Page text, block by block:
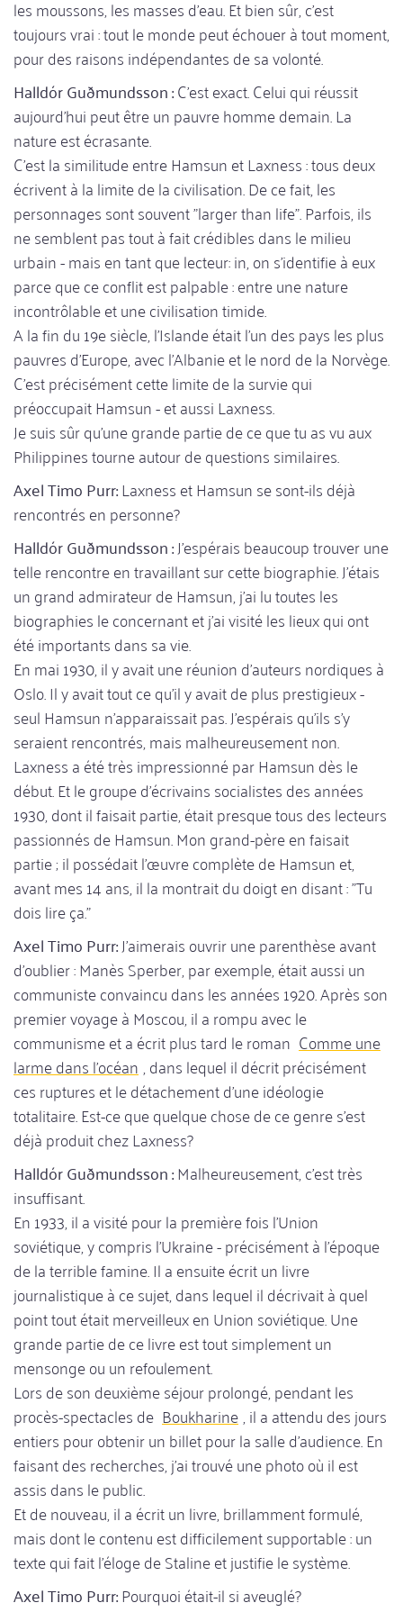
les moussons, les masses d'eau. Et bien sûr, c'est
toujours vrai : tout le monde peut échouer à tout moment,
pour des raisons indépendantes de sa volonté.
Halldór Guðmundsson :C'est exact. Celui qui réussit
aujourd'hui peut être un pauvre homme demain. La
nature est écrasante.
C'est la similitude entre Hamsun et Laxness : tous deux
écrivent à la limite de la civilisation. De ce fait, les
personnages sont souvent "larger than life". Parfois, ils
ne semblent pas tout à fait crédibles dans le milieu
urbain - mais en tant que lecteur: in, on s'identifie à eux
parce que ce conflit est palpable : entre une nature
incontrôlable et une civilisation timide.
A la fin du 19e siècle, l'Islande était l'un des pays les plus
pauvres d'Europe, avec l'Albanie et le nord de la Norvège.
C'est précisément cette limite de la survie qui
préoccupait Hamsun - et aussi Laxness.
Je suis sûr qu'une grande partie de ce que tu as vu aux
Philippines tourne autour de questions similaires.
Axel Timo Purr:Laxness et Hamsun se sont-ils déjà
rencontrés en personne?
Halldór Guðmundsson :J'espérais beaucoup trouver une
telle rencontre en travaillant sur cette biographie. J'étais
un grand admirateur de Hamsun, j'ai lu toutes les
biographies le concernant et j'ai visité les lieux qui ont
été importants dans sa vie.
En mai 1930, il y avait une réunion d'auteurs nordiques à
Oslo. Il y avait tout ce qu'il y avait de plus prestigieux -
seul Hamsun n'apparaissait pas. J'espérais qu'ils s'y
seraient rencontrés, mais malheureusement non.
Laxness a été très impressionné par Hamsun dès le
début. Et le groupe d'écrivains socialistes des années
1930, dont il faisait partie, était presque tous des lecteurs
passionnés de Hamsun. Mon grand-père en faisait
partie ; il possédait l'œuvre complète de Hamsun et,
avant mes 14 ans, il la montrait du doigt en disant : "Tu
dois lire ça."
Axel Timo Purr:J'aimerais ouvrir une parenthèse avant
d'oublier : Manès Sperber, par exemple, était aussi un
communiste convaincu dans les années 1920. Après son
premier voyage à Moscou, il a rompu avec le
communisme et a écrit plus tard le roman Comme une
larme dans l'océan, dans lequel il décrit précisément
ces ruptures et le détachement d'une idéologie
totalitaire. Est-ce que quelque chose de ce genre s'est
déjà produit chez Laxness?
Halldór Guðmundsson :Malheureusement, c'est très
insuffisant.
En 1933, il a visité pour la première fois l'Union
soviétique, y compris l'Ukraine - précisément à l'époque
de la terrible famine. Il a ensuite écrit un livre
journalistique à ce sujet, dans lequel il décrivait à quel
point tout était merveilleux en Union soviétique. Une
grande partie de ce livre est tout simplement un
mensonge ou un refoulement.
Lors de son deuxième séjour prolongé, pendant les
procès-spectacles de Boukharine, il a attendu des jours
entiers pour obtenir un billet pour la salle d'audience. En
faisant des recherches, j'ai trouvé une photo où il est
assis dans le public.
Et de nouveau, il a écrit un livre, brillamment formulé,
mais dont le contenu est difficilement supportable : un
texte qui fait l'éloge de Staline et justifie le système.
Axel Timo Purr:Pourquoi était-il si aveuglé?